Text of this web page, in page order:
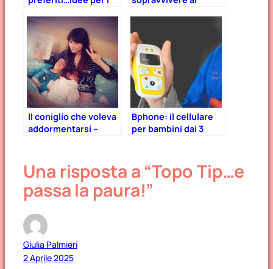
Il coniglio che voleva
addormentarsi –
bambini.
Bphone: il cellulare
per bambini dai 3
Una risposta a “Topo Tip…e
passa la paura!”
Giulia Palmieri
2 Aprile 2025